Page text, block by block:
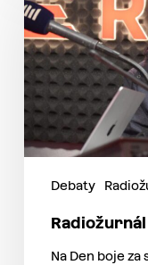
Debaty
Na Den boje za